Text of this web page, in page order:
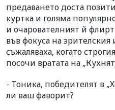
предаването доста
куртка и голяма
и очарователният й
във фокуса на
съжаляваха, когато
посочи вратата на
- Тоника, победителят в
ли ваш фаворит?